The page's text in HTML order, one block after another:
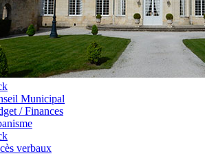
Municipal
/ Finances
verbaux